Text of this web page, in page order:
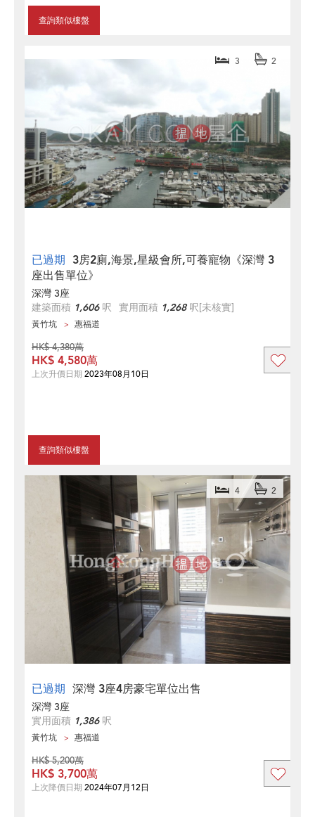
查詢類似樓盤
已過期 3房2廁,海景,星級會所,可養寵物《深灣 3
座出售單位》
3 2
深灣 3座
建築面積 1,606呎 實用面積 1,268呎[未核實]
黃竹坑 惠福道
查詢類似樓盤
HK$ 4,380萬
HK$ 4,580萬
上次升價日期 2023年08月10日
已過期 深灣 3座4房豪宅單位出售
4 2
深灣 3座
實用面積 1,386呎
黃竹坑 惠福道
HK$ 5,200萬
HK$ 3,700萬
上次降價日期 2024年07月12日